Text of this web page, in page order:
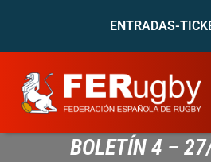
ENTRADAS-
BOLETÍN 4 –